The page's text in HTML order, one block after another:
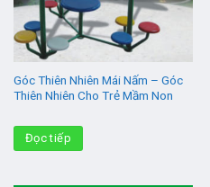
Góc Thiên Nhiên Mái Nấm – Góc
Thiên Nhiên Cho Trẻ Mầm Non
Đọc tiếp